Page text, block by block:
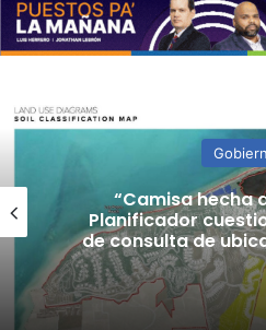
“Camisa hecha
Planificador
de consulta de